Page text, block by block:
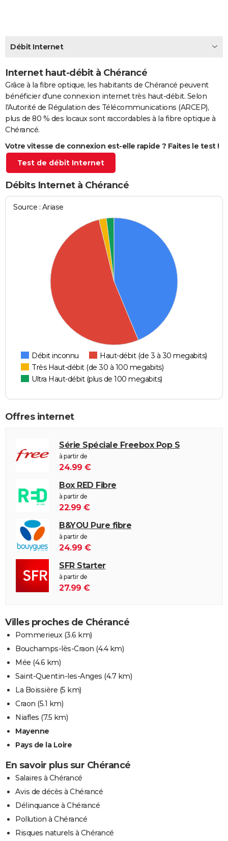
CARTE DE VOEUX
Carte de Noël
Carte Bonne année
Carte Saint-Valentin
Carte Pâques
Carte d'anniversaire
DICTIONNAIRE
PROGRAMME TV
S'inscrire
Se connecter
Lycées
Collèges
Primaires
Universités
Entreprises
Service militaire
Avis de recherche
Bricolage
Lifestyle
Culture
Sport
Auto
Television
Voyage
Cinema
Débit Internet
Internet haut-débit à Chérancé
Grâce à la fibre optique, les habitants de Chérancé peuvent
bénéficier d'une connexion internet très haut-débit. Selon
l'Autorité de Régulation des Télécommunications (ARCEP),
plus de 80 % des locaux sont raccordables à la fibre optique à
Chérancé.
Votre vitesse de connexion est-elle rapide ? Faites le test !
Test de débit Internet
Débits Internet à Chérancé
Source : Ariase
Débit inconnu
Haut-débit (de 3 à 30 megabits)
Très Haut-débit (de 30 à 100 megabits)
Ultra Haut-débit (plus de 100 megabits)
Offres internet
Série Spéciale Freebox Pop S
à partir de
24.99 €
Box RED Fibre
à partir de
22.99 €
B&YOU Pure fibre
à partir de
24.99 €
SFR Starter
à partir de
27.99 €
Villes proches de Chérancé
Pommerieux (3.6 km)
Bouchamps-lès-Craon (4.4 km)
Mée (4.6 km)
Saint-Quentin-les-Anges (4.7 km)
La Boissière (5 km)
Craon (5.1 km)
Niafles (7.5 km)
Mayenne
Pays de la Loire
En savoir plus sur Chérancé
Salaires à Chérancé
Avis de décès à Chérancé
Délinquance à Chérancé
Pollution à Chérancé
Risques naturels à Chérancé